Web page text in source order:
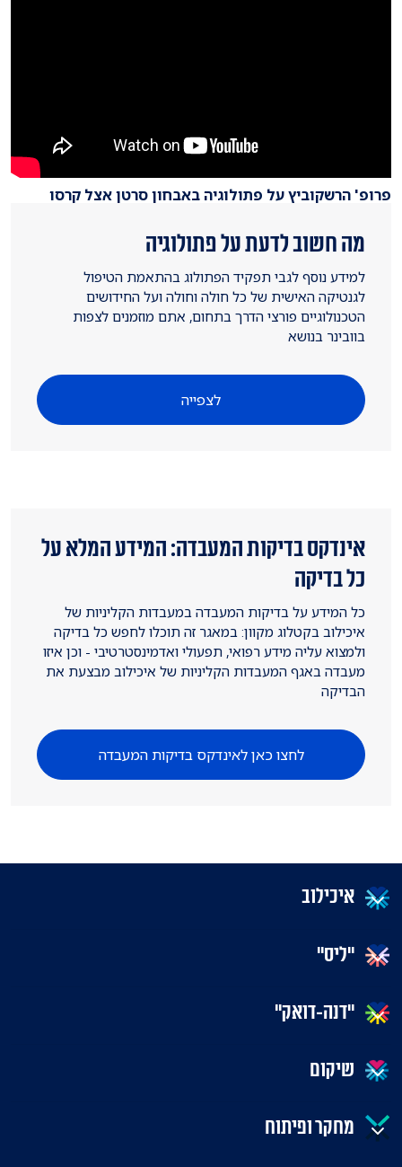
פרופ' הרשקוביץ על פתולוגיה באבחון סרטן אצל קרסו
מה חשוב לדעת על פתולוגיה
למידע נוסף לגבי תפקיד הפתולוג בהתאמת הטיפול
לגנטיקה האישית של כל חולה וחולה ועל החידושים
הטכנולוגיים פורצי הדרך בתחום, אתם מוזמנים לצפות
בוובינר בנושא
לצפייה
אינדקס בדיקות המעבדה: המידע המלא על
כל בדיקה
כל המידע על בדיקות המעבדה במעבדות הקליניות של
איכילוב בקטלוג מקוון: במאגר זה תוכלו לחפש כל בדיקה
ולמצוא עליה מידע רפואי, תפעולי ואדמינסטרטיבי - וכן איזו
מעבדה באגף המעבדות הקליניות של איכילוב מבצעת את
הבדיקה
לחצו כאן לאינדקס בדיקות המעבדה
איכילוב
"ליס"
"דנה-דואק"
שיקום
מחקר ופיתוח